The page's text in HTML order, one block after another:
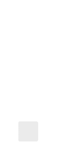
für Thriller,